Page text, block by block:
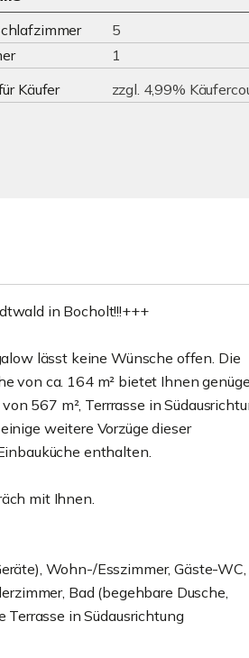
5
1
Käufer
zzgl. 4,99%
in Bocholt!!!+++
lässt keine Wünsche offen. Die
von ca. 164 m² bietet Ihnen
567 m², Terrrasse in
weitere Vorzüge dieser
enthalten.
mit Ihnen.
Wohn-/Esszimmer, Gäste-WC,
Bad (begehbare Dusche,
in Südausrichtung